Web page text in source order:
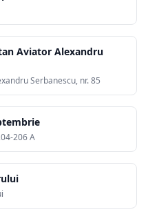
Aviator Alexandru
Serbanescu, nr. 85
206 A